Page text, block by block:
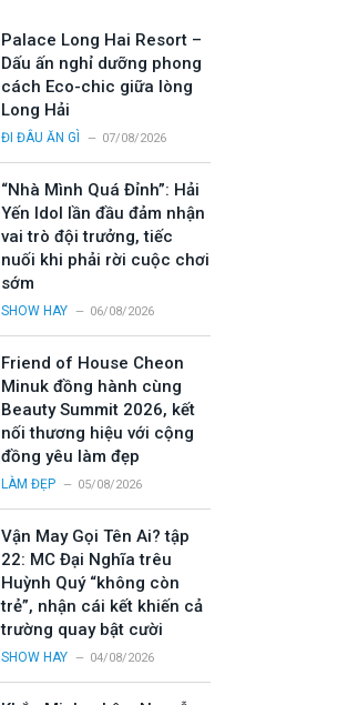
Palace Long Hai Resort –
Dấu ấn nghỉ dưỡng phong
cách Eco-chic giữa lòng
Long Hải
ĐI ĐÂU ĂN GÌ 07/08/2026
“Nhà Mình Quá Đỉnh”: Hải
Yến Idol lần đầu đảm nhận
vai trò đội trưởng, tiếc
nuối khi phải rời cuộc chơi
sớm
SHOW HAY 06/08/2026
Friend of House Cheon
Minuk đồng hành cùng
Beauty Summit 2026, kết
nối thương hiệu với cộng
đồng yêu làm đẹp
LÀM ĐẸP 05/08/2026
Vận May Gọi Tên Ai? tập
22: MC Đại Nghĩa trêu
Huỳnh Quý “không còn
trẻ”, nhận cái kết khiến cả
trường quay bật cười
SHOW HAY 04/08/2026